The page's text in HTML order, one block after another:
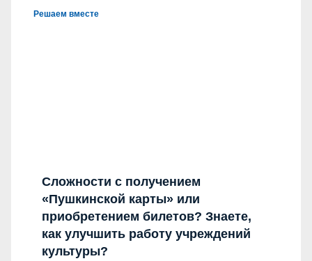
Решаем вместе
Сложности с получением
«Пушкинской карты» или
приобретением билетов? Знаете,
как улучшить работу учреждений
культуры?